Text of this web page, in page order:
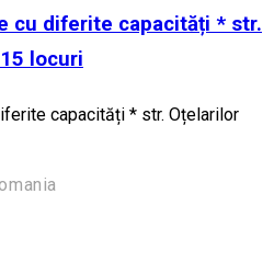
cu diferite capacități * str.
locuri
capacități * str. Oțelarilor